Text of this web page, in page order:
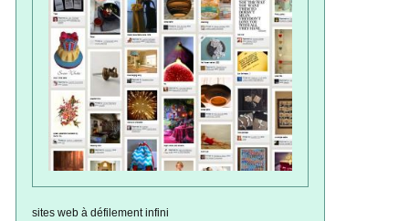
sites web à défilement infini